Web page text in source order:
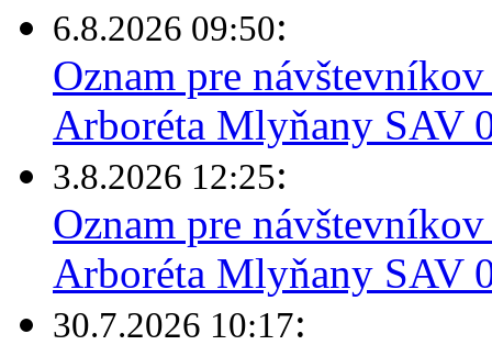
6.8.2026 09:50:
Oznam pre
Arboréta Mlyňany SAV
3.8.2026 12:25:
Oznam pre
Arboréta Mlyňany SAV
30.7.2026 10:17: